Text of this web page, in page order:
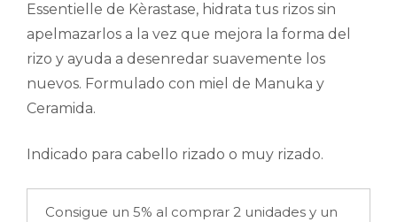
Essentielle de Kèrastase, hidrata tus rizos sin
apelmazarlos a la vez que mejora la forma del
rizo y ayuda a desenredar suavemente los
nuevos. Formulado con miel de Manuka y
Ceramida.
Indicado para cabello rizado o muy rizado.
Consigue un 5% al comprar 2 unidades y un